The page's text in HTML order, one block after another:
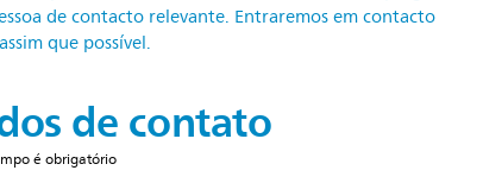
de contacto relevante. Entraremos em contacto
que possível.
de contato
é obrigatório